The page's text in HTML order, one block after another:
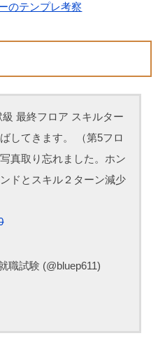
のテンプレ考察
最終フロア スキルター
してきます。 （第5フロ
真取り忘れました。ホン
ドとスキル２ターン減少
職試験 (@bluep611)